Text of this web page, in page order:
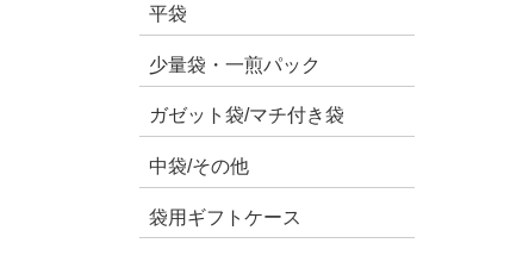
平袋
少量袋・一煎パック
ガゼット袋/マチ付き袋
中袋/その他
袋用ギフトケース